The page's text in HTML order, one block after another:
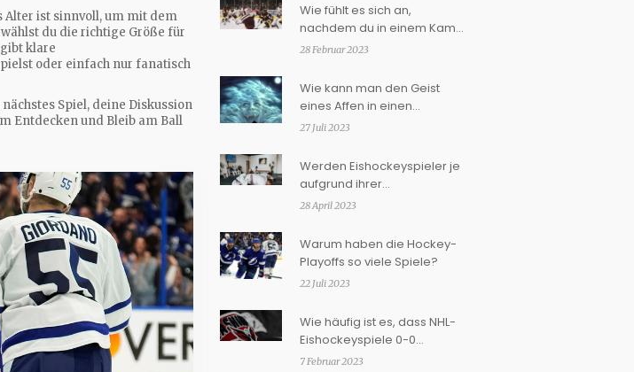
Alter ist sinnvoll, um mit dem
du die richtige Größe für
klare
oder einfach nur fanatisch
Spiel, deine Diskussion
Entdecken und Bleib am Ball
Wie fühlt es sich an,
nachdem du in einem Kampf
im Eishockey verloren hast?
28 Februar 2023
Wie kann man den Geist
eines Affen in einen
fokussierten Geist
27 Juli 2023
Werden Eishockeyspieler je
aufgrund ihrer
Kampffähigkeiten rekrutiert?
28 April 2023
Warum haben die Hockey-
Playoffs so viele Spiele?
22 Juli 2023
Wie häufig ist es, dass NHL-
Eishockeyspiele 0-0
beendet werden?
7 Februar 2023